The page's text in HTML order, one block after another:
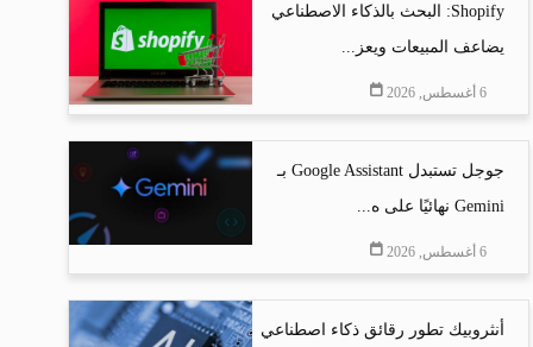
Shopify: البحث بالذكاء الاصطناعي
يضاعف المبيعات ويعز...
6 أغسطس, 2026
جوجل تستبدل Google Assistant بـ
Gemini نهائيًا على ه...
6 أغسطس, 2026
أنثروبيك تطور رقائق ذكاء اصطناعي